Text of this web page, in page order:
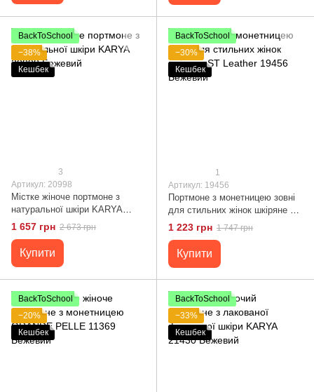
BackToSchool
−38%
Кешбек
3
Артикул: 20998
Містке жіноче портмоне з
натуральної шкіри KARYA
20998 Бежевий
1 657 грн 2 673 грн
Купити
BackToSchool
−30%
Кешбек
1
Артикул: 19456
Портмоне з монетницею зовні
для стильних жінок шкіряне ST
Leather 19456 Бежевий
1 223 грн 1 747 грн
Купити
BackToSchool
−20%
Кешбек
BackToSchool
−33%
Кешбек